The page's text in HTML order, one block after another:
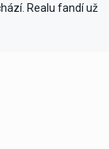
Realu fandí už